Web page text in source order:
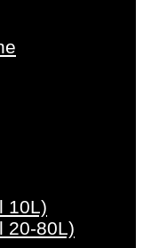
10L)
20-80L)